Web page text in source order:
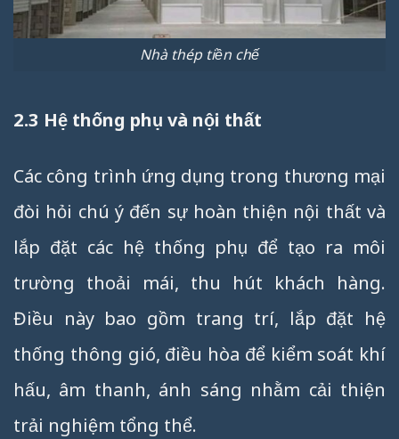
Nhà thép tiền chế
2.3 Hệ thống phụ và nội thất
Các công trình ứng dụng trong thương mại
đòi hỏi chú ý đến sự hoàn thiện nội thất và
lắp đặt các hệ thống phụ để tạo ra môi
trường thoải mái, thu hút khách hàng.
Điều này bao gồm trang trí, lắp đặt hệ
thống thông gió, điều hòa để kiểm soát khí
hấu, âm thanh, ánh sáng nhằm cải thiện
trải nghiệm tổng thể.